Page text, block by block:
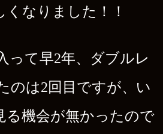
くなりました！！
って早2年、ダブルレ
のは2回目ですが、い
る機会が無かったので